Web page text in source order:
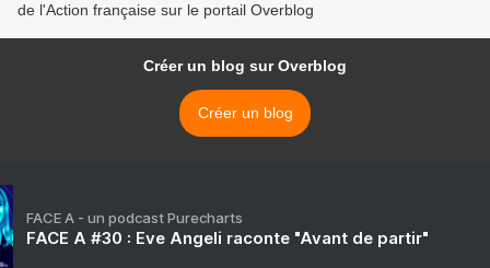
de l'Action française sur le portail Overblog
Créer un blog sur Overblog
Créer un blog
FACE A - un podcast Purecharts
FACE A #30 : Eve Angeli raconte "Avant de partir"